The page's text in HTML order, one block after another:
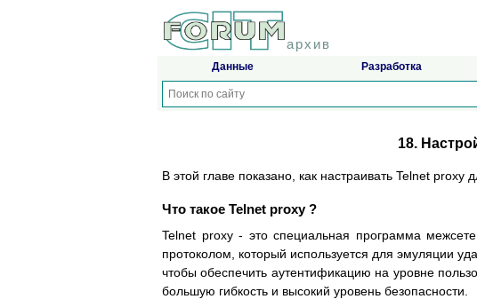
архив
Данные Разработка
18.
В этой главе показано, как настраивать Telnet proxy
Что такое Telnet proxy ?
Telnet proxy - это специальная программа
протоколом, который используется для эмуляции
чтобы обеспечить аутентификацию на уровне
большую гибкость и высокий уровень безопасности.